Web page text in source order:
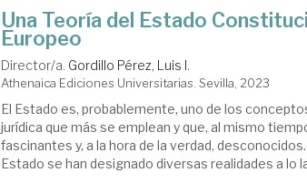
Una Teoría del Estado
Europeo
Director/a. Gordillo Pérez, Luis I.
Athenaica Ediciones Universitarias. Sevilla, 2023
El Estado es, probablemente, uno de los
jurídica que más se emplean y que, al mismo
fascinantes y, a la hora de la verdad,
Estado se han designado diversas realidades a lo